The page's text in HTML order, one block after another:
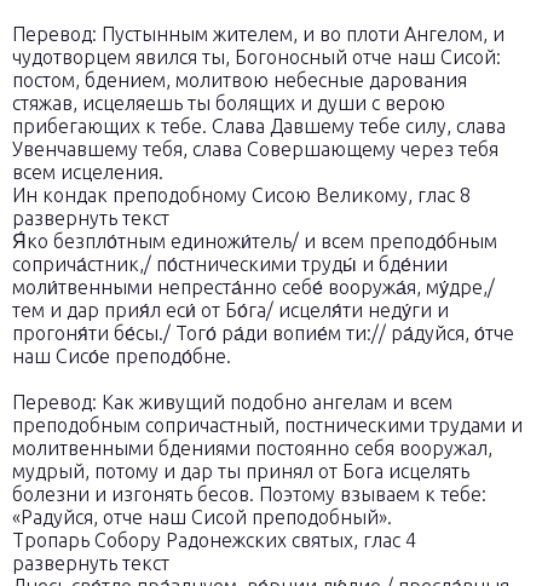
Перевод: Пустынным жителем, и во плоти Ангелом, и
чудотворцем явился ты, Богоносный отче наш Сисой:
постом, бдением, молитвою небесные дарования
стяжав, исцеляешь ты болящих и души с верою
прибегающих к тебе. Слава Давшему тебе силу, слава
Увенчавшему тебя, слава Совершающему через тебя
всем исцеления.
Ин кондак преподобному Сисою Великому, глас 8
развернуть текст
Я́ко безпло́тным единожи́тель/ и всем преподо́бным
соприча́стник,/ по́стническими труды́ и бде́нии
моли́твенными непреста́нно себе́ вооружа́я, му́дре,/
тем и дар прия́л еси́ от Бо́га/ исцеля́ти неду́ги и
прогоня́ти бе́сы./ Того́ ра́ди вопие́м ти:// ра́дуйся, о́тче
наш Сисо́е преподо́бне.
Перевод: Как живущий подобно ангелам и всем
преподобным сопричастный, постническими трудами и
молитвенными бдениями постоянно себя вооружал,
мудрый, потому и дар ты принял от Бога исцелять
болезни и изгонять бесов. Поэтому взываем к тебе:
«Радуйся, отче наш Сисой преподобный».
Тропарь Собору Радонежских святых, глас 4
развернуть текст